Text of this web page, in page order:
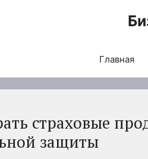
Главная
страховые
защиты